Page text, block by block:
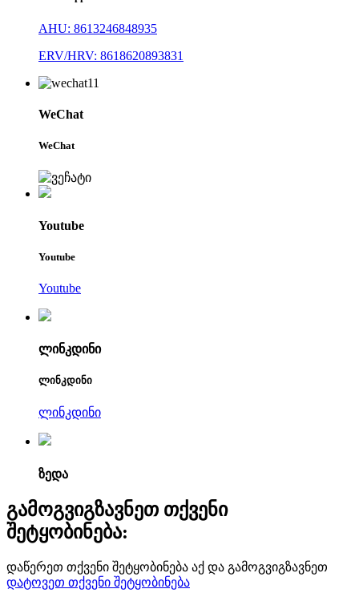
AHU: 8613246848935
ERV/HRV: 8618620893831
WeChat
WeChat
Youtube
Youtube
Youtube
ლინკდინი
ლინკდინი
ლინკდინი
ზედა
გამოგვიგზავნეთ თქვენი
შეტყობინება:
დაწერეთ თქვენი შეტყობინება აქ და გამოგვიგზავნეთ
დატოვეთ თქვენი შეტყობინება